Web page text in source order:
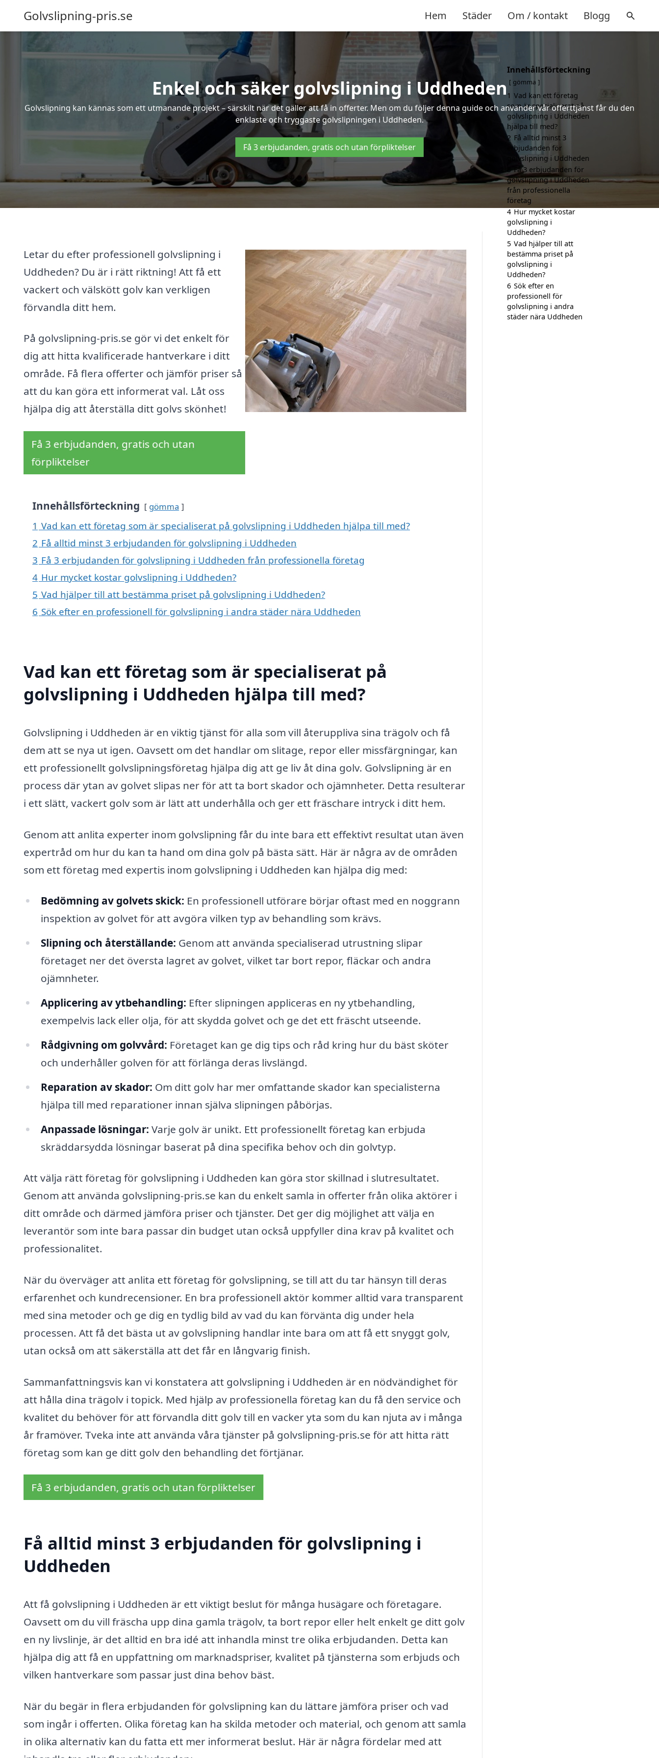
Golvslipning-pris.se Hem Städer Om / kontakt Blogg
Enkel och säker golvslipning i Uddheden
Golvslipning kan kännas som ett utmanande projekt – särskilt när det gäller att få in offerter. Men om du följer denna guide och använder vår offerttjänst får du den
enklaste och tryggaste golvslipningen i Uddheden.
Få 3 erbjudanden, gratis och utan förpliktelser
Letar du efter professionell golvslipning i
Uddheden? Du är i rätt riktning! Att få ett
vackert och välskött golv kan verkligen
förvandla ditt hem.
På golvslipning-pris.se gör vi det enkelt för
dig att hitta kvalificerade hantverkare i ditt
område. Få flera offerter och jämför priser så
att du kan göra ett informerat val. Låt oss
hjälpa dig att återställa ditt golvs skönhet!
Få 3 erbjudanden, gratis och utan
förpliktelser
Innehållsförteckning gömma
1 Vad kan ett företag som är specialiserat på golvslipning i Uddheden hjälpa till med?
2 Få alltid minst 3 erbjudanden för golvslipning i Uddheden
3 Få 3 erbjudanden för golvslipning i Uddheden från professionella företag
4 Hur mycket kostar golvslipning i Uddheden?
5 Vad hjälper till att bestämma priset på golvslipning i Uddheden?
6 Sök efter en professionell för golvslipning i andra städer nära Uddheden
Vad kan ett företag som är specialiserat på
golvslipning i Uddheden hjälpa till med?
Golvslipning i Uddheden är en viktig tjänst för alla som vill återuppliva sina trägolv och få
dem att se nya ut igen. Oavsett om det handlar om slitage, repor eller missfärgningar, kan
ett professionellt golvslipningsföretag hjälpa dig att ge liv åt dina golv. Golvslipning är en
process där ytan av golvet slipas ner för att ta bort skador och ojämnheter. Detta resulterar
i ett slätt, vackert golv som är lätt att underhålla och ger ett fräschare intryck i ditt hem.
Genom att anlita experter inom golvslipning får du inte bara ett effektivt resultat utan även
expertråd om hur du kan ta hand om dina golv på bästa sätt. Här är några av de områden
som ett företag med expertis inom golvslipning i Uddheden kan hjälpa dig med:
Bedömning av golvets skick: En professionell utförare börjar oftast med en noggrann
inspektion av golvet för att avgöra vilken typ av behandling som krävs.
Slipning och återställande: Genom att använda specialiserad utrustning slipar
företaget ner det översta lagret av golvet, vilket tar bort repor, fläckar och andra
ojämnheter.
Applicering av ytbehandling: Efter slipningen appliceras en ny ytbehandling,
exempelvis lack eller olja, för att skydda golvet och ge det ett fräscht utseende.
Rådgivning om golvvård: Företaget kan ge dig tips och råd kring hur du bäst sköter
och underhåller golven för att förlänga deras livslängd.
Reparation av skador: Om ditt golv har mer omfattande skador kan specialisterna
hjälpa till med reparationer innan själva slipningen påbörjas.
Anpassade lösningar: Varje golv är unikt. Ett professionellt företag kan erbjuda
skräddarsydda lösningar baserat på dina specifika behov och din golvtyp.
Att välja rätt företag för golvslipning i Uddheden kan göra stor skillnad i slutresultatet.
Genom att använda golvslipning-pris.se kan du enkelt samla in offerter från olika aktörer i
ditt område och därmed jämföra priser och tjänster. Det ger dig möjlighet att välja en
leverantör som inte bara passar din budget utan också uppfyller dina krav på kvalitet och
professionalitet.
När du överväger att anlita ett företag för golvslipning, se till att du tar hänsyn till deras
erfarenhet och kundrecensioner. En bra professionell aktör kommer alltid vara transparent
med sina metoder och ge dig en tydlig bild av vad du kan förvänta dig under hela
processen. Att få det bästa ut av golvslipning handlar inte bara om att få ett snyggt golv,
utan också om att säkerställa att det får en långvarig finish.
Sammanfattningsvis kan vi konstatera att golvslipning i Uddheden är en nödvändighet för
att hålla dina trägolv i topick. Med hjälp av professionella företag kan du få den service och
kvalitet du behöver för att förvandla ditt golv till en vacker yta som du kan njuta av i många
år framöver. Tveka inte att använda våra tjänster på golvslipning-pris.se för att hitta rätt
företag som kan ge ditt golv den behandling det förtjänar.
Få 3 erbjudanden, gratis och utan förpliktelser
Få alltid minst 3 erbjudanden för golvslipning i
Uddheden
Att få golvslipning i Uddheden är ett viktigt beslut för många husägare och företagare.
Oavsett om du vill fräscha upp dina gamla trägolv, ta bort repor eller helt enkelt ge ditt golv
en ny livslinje, är det alltid en bra idé att inhandla minst tre olika erbjudanden. Detta kan
hjälpa dig att få en uppfattning om marknadspriser, kvalitet på tjänsterna som erbjuds och
vilken hantverkare som passar just dina behov bäst.
När du begär in flera erbjudanden för golvslipning kan du lättare jämföra priser och vad
som ingår i offerten. Olika företag kan ha skilda metoder och material, och genom att samla
in olika alternativ kan du fatta ett mer informerat beslut. Här är några fördelar med att
Innehållsförteckning
gömma
1 Vad kan ett företag
som är specialiserat på
golvslipning i Uddheden
hjälpa till med?
2 Få alltid minst 3
erbjudanden för
golvslipning i Uddheden
3 Få 3 erbjudanden för
golvslipning i Uddheden
från professionella
företag
4 Hur mycket kostar
golvslipning i
Uddheden?
5 Vad hjälper till att
bestämma priset på
golvslipning i
Uddheden?
6 Sök efter en
professionell för
golvslipning i andra
städer nära Uddheden